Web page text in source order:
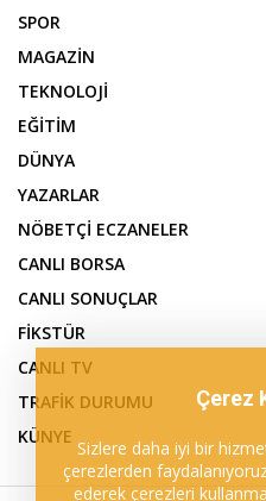
SPOR
MAGAZİN
TEKNOLOJİ
EĞİTİM
DÜNYA
YAZARLAR
NÖBETÇİ ECZANELER
CANLI BORSA
CANLI SONUÇLAR
FİKSTÜR
CANLI TV
TRAFİK DURUMU
KÜNYE
Çerez
Sizlere daha iyi bir
çerezlerden
ederek çerezleri